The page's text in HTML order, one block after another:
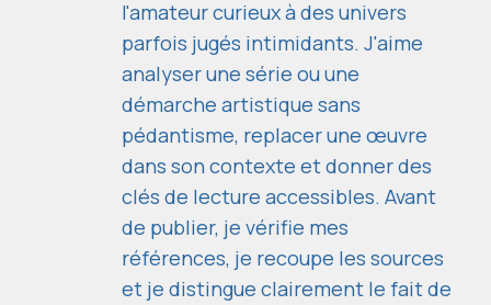
l'amateur curieux à des univers
parfois jugés intimidants. J'aime
analyser une série ou une
démarche artistique sans
pédantisme, replacer une œuvre
dans son contexte et donner des
clés de lecture accessibles. Avant
de publier, je vérifie mes
références, je recoupe les sources
et je distingue clairement le fait de